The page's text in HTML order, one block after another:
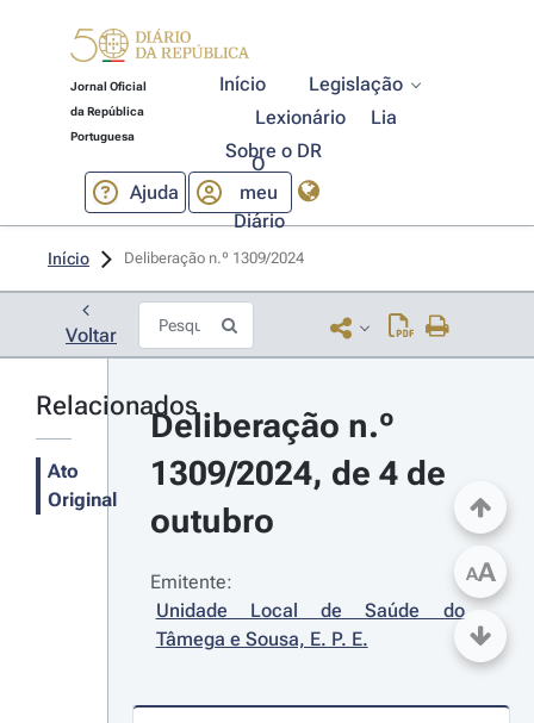
Jornal Oficial
da República
Portuguesa
Início
Legislação
Lexionário
Lia
Sobre o DR
Ajuda
O
meu
Diário
Início Deliberação n.º 1309/2024
Voltar
Relacionados
Ato
Original
Deliberação n.º
1309/2024, de 4 de
outubro
Emitente:
Unidade Local de Saúde do
Tâmega e Sousa, E. P. E.
AA